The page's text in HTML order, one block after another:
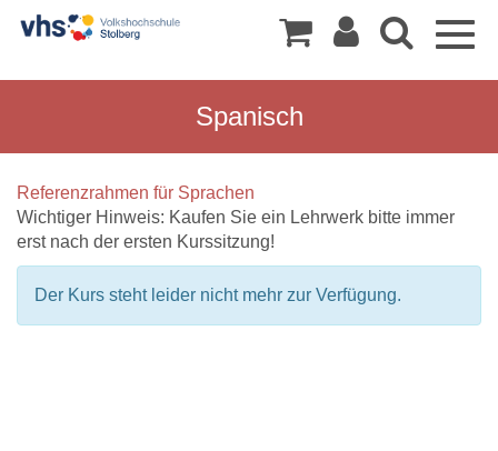
Spanisch
Referenzrahmen für Sprachen
Wichtiger Hinweis: Kaufen Sie ein Lehrwerk bitte immer
erst nach der ersten Kurssitzung!
Der Kurs steht leider nicht mehr zur Verfügung.